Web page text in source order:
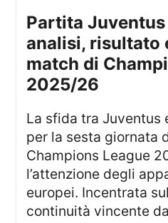
Partita Juventus contro Pafos:
analisi, risultato
match di
2025/26
La sfida tra Juventus e Pafos, valevole
per la sesta giornata
Champions League
l’attenzione degli
europei. Incentrata
continuità vincente